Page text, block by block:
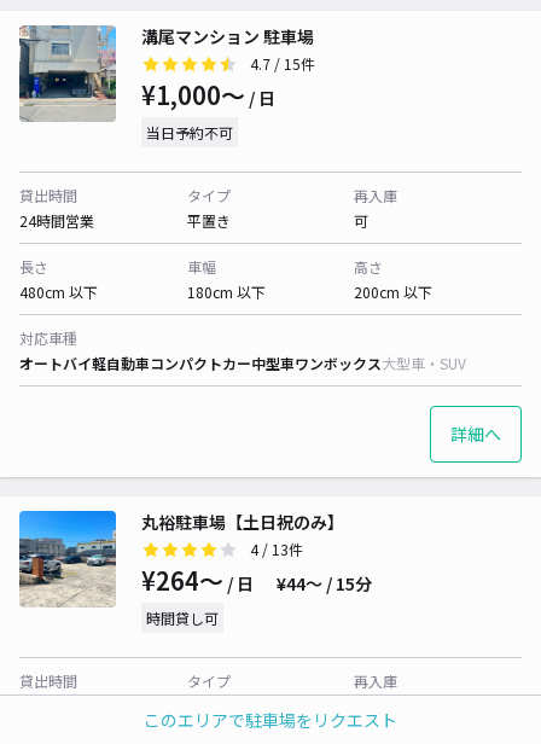
このエリアで駐車場をリクエスト
溝尾マンション 駐車場
4.7 / 15件
¥1,000〜 / 日
当日予約不可
貸出時間
24時間営業
タイプ
平置き
再入庫
可
長さ
480cm 以下
車幅
180cm 以下
高さ
200cm 以下
対応車種
オートバイ軽自動車コンパクトカー中型車ワンボックス大型車・SUV
詳細へ
丸裕駐車場【土日祝のみ】
4/ 13件
¥264〜 / 日 ¥44〜 / 15分
時間貸し可
貸出時間
タイプ
再入庫